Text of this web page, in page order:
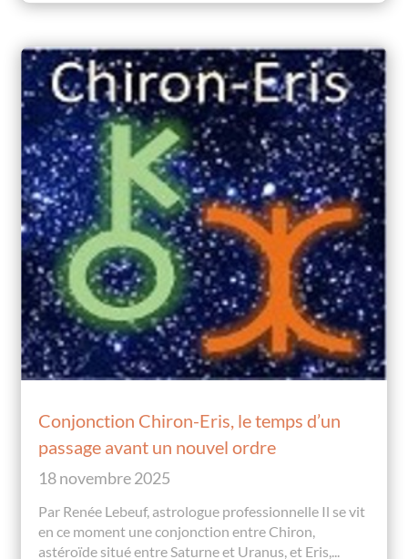
Conjonction Chiron-Eris, le temps d’un
passage avant un nouvel ordre
18 novembre 2025
Par Renée Lebeuf, astrologue professionnelle Il se vit
en ce moment une conjonction entre Chiron,
astéroïde situé entre Saturne et Uranus, et Eris,...